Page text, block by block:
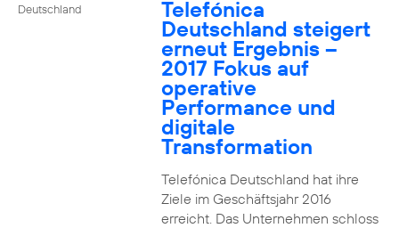
Deutschland
Telefónica
Deutschland steigert
erneut Ergebnis –
2017 Fokus auf
operative
Performance und
digitale
Transformation
Telefónica Deutschland hat ihre
Ziele im Geschäftsjahr 2016
erreicht. Das Unternehmen schloss